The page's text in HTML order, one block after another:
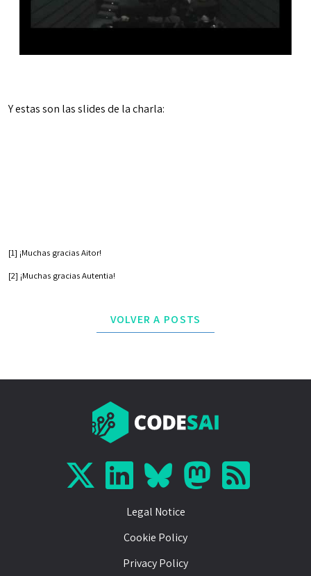
Y estas son las slides de la charla:
[1] ¡Muchas gracias Aitor!
[2] ¡Muchas gracias Autentia!
VOLVER A POSTS
Legal Notice
Cookie Policy
Privacy Policy